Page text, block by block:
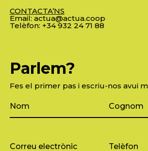
CONTACTA’NS
Email: actua@actua.coop
Telèfon: +34 932 24 71 88
Parlem?
Fes el primer pas i escriu-nos avui